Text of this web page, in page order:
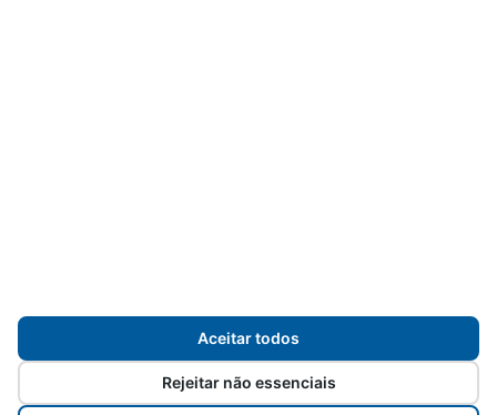
Desenvolvido paraPrefeitura de Sorocaba
Aceitar todos
Rejeitar não essenciais